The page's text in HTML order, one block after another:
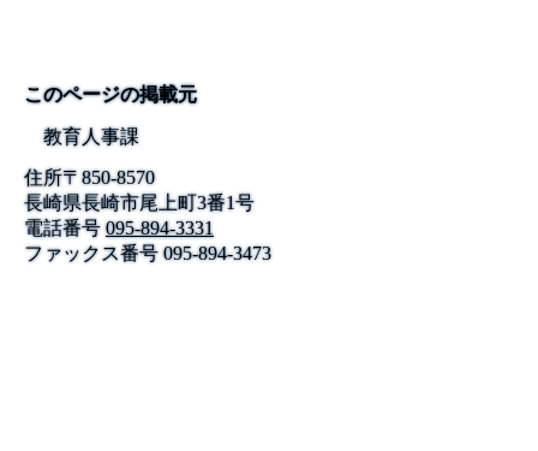
このページの掲載元
教育人事課
住所〒850-8570
長崎県長崎市尾上町3番1号
電話番号 095-894-3331
ファックス番号095-894-3473